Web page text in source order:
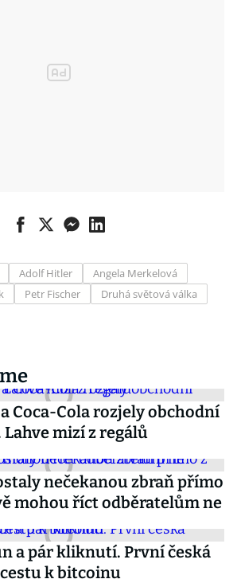
Adolf Hitler
Angela Merkelová
Petr Fischer
Druhá světová válka
Coca-Cola rozjely obchodní
mizí z regálů
nečekanou zbraň přímo
mohou říct odběratelům ne
a pár kliknutí. První česká
k bitcoinu